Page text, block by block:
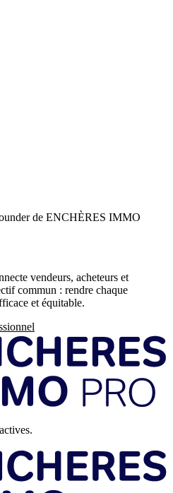
de ENCHÈRES IMMO
vendeurs, acheteurs et
commun : rendre chaque
et équitable.